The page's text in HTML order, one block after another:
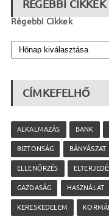
RÉGEBBI CIKKEK
Régebbi Cikkek
CÍMKEFELHŐ
ALKALMAZÁS BANK
BIZTONSÁG BÁNYÁSZAT
ELLENŐRZÉS
GAZDASÁG HASZNÁLAT
KERESKEDELEM